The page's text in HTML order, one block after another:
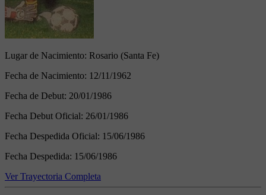
Lugar de Nacimiento: Rosario (Santa Fe)
Fecha de Nacimiento: 12/11/1962
Fecha de Debut: 20/01/1986
Fecha Debut Oficial: 26/01/1986
Fecha Despedida Oficial: 15/06/1986
Fecha Despedida: 15/06/1986
Ver Trayectoria Completa